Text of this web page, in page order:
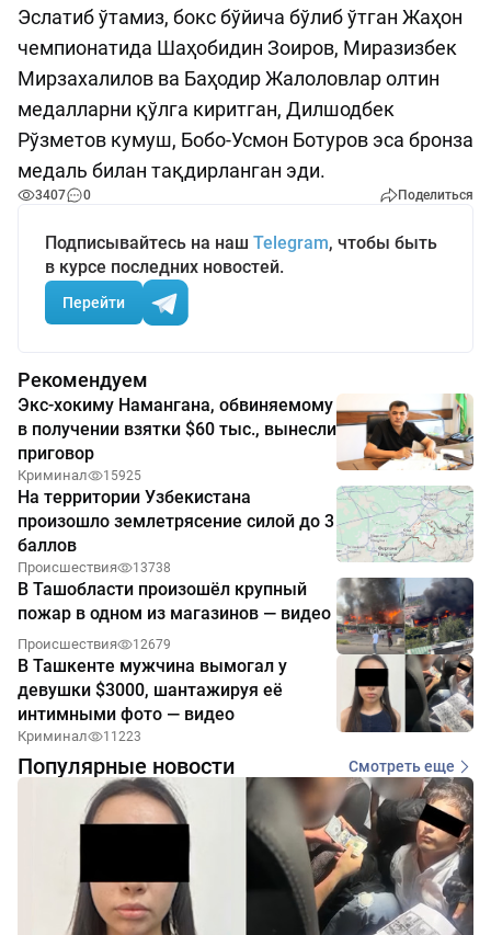
Эслатиб ўтамиз, бокс бўйича бўлиб ўтган Жаҳон
чемпионатида Шаҳобидин Зоиров, Миразизбек
Мирзахалилов ва Баҳодир Жалоловлар олтин
медалларни қўлга киритган, Дилшодбек
Рўзметов кумуш, Бобо-Усмон Ботуров эса бронза
медаль билан тақдирланган эди.
3407 0 Поделиться
Подписывайтесь на наш Telegram, чтобы быть
в курсе последних новостей.
Перейти
Рекомендуем
Экс-хокиму Намангана, обвиняемому
в получении взятки $60 тыс., вынесли
приговор
Криминал 15925
На территории Узбекистана
произошло землетрясение силой до 3
баллов
Происшествия 13738
В Ташобласти произошёл крупный
пожар в одном из магазинов — видео
Происшествия 12679
В Ташкенте мужчина вымогал у
девушки $3000, шантажируя её
интимными фото — видео
Криминал 11223
Популярные новости Смотреть еще